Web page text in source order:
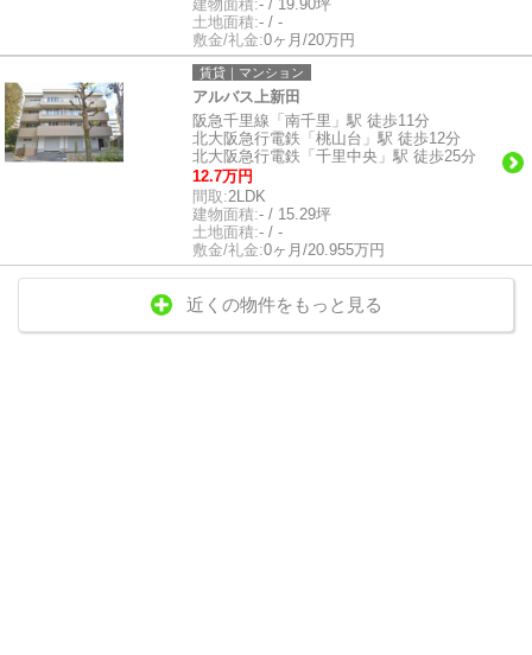
建物面積:- / 19.90坪
土地面積:- / -
敷金/礼金:0ヶ月/20万円
賃貸｜マンション
アルバス上新田
阪急千里線「南千里」駅 徒歩11分
北大阪急行電鉄「桃山台」駅 徒歩12分
北大阪急行電鉄「千里中央」駅 徒歩25分
12.7万円
間取:2LDK
建物面積:- / 15.29坪
土地面積:- / -
敷金/礼金:0ヶ月/20.955万円
近くの物件をもっと見る